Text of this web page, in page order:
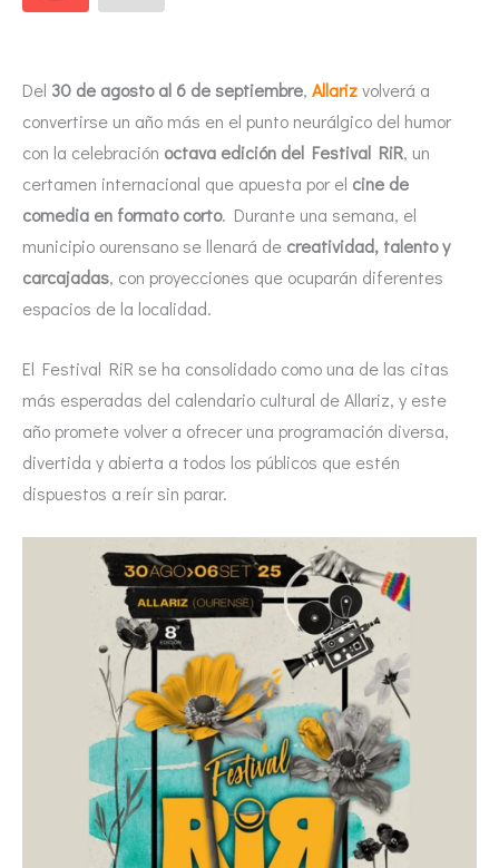
Del 30 de agosto al 6 de septiembre, Allarizvolverá a
convertirse un año más en el punto neurálgico del humor
con la celebración octava edición del Festival RiR, un
certamen internacional que apuesta por el cine de
comedia en formato corto. Durante una semana, el
municipio ourensano se llenará de creatividad, talento y
carcajadas, con proyecciones que ocuparán diferentes
espacios de la localidad.
El Festival RiR se ha consolidado como una de las citas
más esperadas del calendario cultural de Allariz, y este
año promete volver a ofrecer una programación diversa,
divertida y abierta a todos los públicos que estén
dispuestos a reír sin parar.